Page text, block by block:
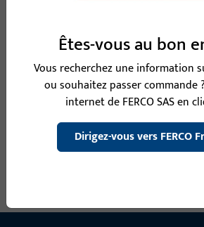
B-78430-08-0-1 | Carré |
LI25/LA65
Carré, largeur totale 9 mm, hauteur /
Voir toutes les variantes
Êtes-vous au bon
Vous recherchez une information
ou souhaitez passer commande
internet de FERCO SAS en
Dirigez-vous vers FERCO